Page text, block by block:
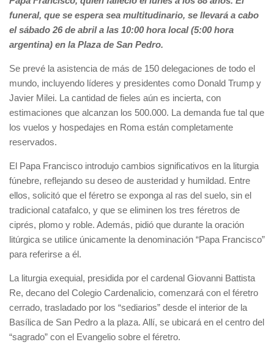
funeral, que se espera sea multitudinario, se llevará a cabo
el sábado 26 de abril a las 10:00 hora local (5:00 hora
argentina) en la Plaza de San Pedro.
Se prevé la asistencia de más de 150 delegaciones de todo el
mundo, incluyendo líderes y presidentes como Donald Trump y
Javier Milei. La cantidad de fieles aún es incierta, con
estimaciones que alcanzan los 500.000. La demanda fue tal que
los vuelos y hospedajes en Roma están completamente
reservados.
El Papa Francisco introdujo cambios significativos en la liturgia
fúnebre, reflejando su deseo de austeridad y humildad. Entre
ellos, solicitó que el féretro se exponga al ras del suelo, sin el
tradicional catafalco, y que se eliminen los tres féretros de
ciprés, plomo y roble. Además, pidió que durante la oración
litúrgica se utilice únicamente la denominación “Papa Francisco”
para referirse a él.
La liturgia exequial, presidida por el cardenal Giovanni Battista
Re, decano del Colegio Cardenalicio, comenzará con el féretro
cerrado, trasladado por los “sediarios” desde el interior de la
Basílica de San Pedro a la plaza. Allí, se ubicará en el centro del
“sagrado” con el Evangelio sobre el féretro.